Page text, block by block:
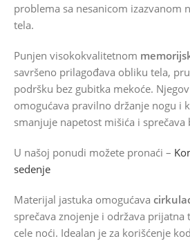
problema sa nesanicom izazvanom
tela.
Punjen visokokvalitetnom
savršeno prilagođava obliku tela,
podršku bez gubitka mekoće.
omogućava pravilno držanje nogu i
smanjuje napetost mišića i
U našoj ponudi možete pronaći –
sedenje
Materijal jastuka omogućava
sprečava znojenje i održava
cele noći. Idealan je za korišćenje